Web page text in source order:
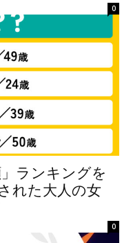
0
ランキングを
れた大人の女
0